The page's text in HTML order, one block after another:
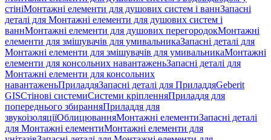
стініМонтажні елементи для душових систем і ваннЗапасні
деталі для Монтажні елементи для душових систем і
ваннМонтажні елементи для душових перегородокМонтажні
елементи для змішувачів для умивальникаЗапасні деталі для
Монтажні елементи для змішувачів для умивальникаМонтажні
елементи для консольних навантаженьЗапасні деталі для
Монтажні елементи для консольних
навантаженьПриладдяЗапасні деталі для ПриладдяGeberit
GISСтінові системиСистеми кріпленняПриладдя для
попереднього збиранняПриладдя для
звукоізоляціїОблицюванняМонтажні елементиЗапасні деталі
для Монтажні елементиМонтажні елементи для